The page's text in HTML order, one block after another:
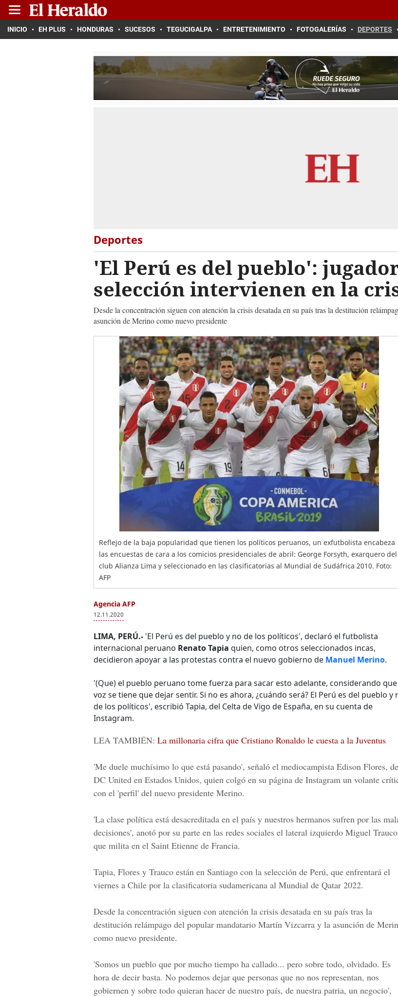
INICIO EH PLUS HONDURAS SUCESOS TEGUCIGALPA ENTRETENIMIENTO FOTOGALERÍAS DEPORTES
Deportes
'El Perú es del pueblo':
selección intervienen en la
Desde la concentración siguen con atención la crisis desatada en su país tras la destitución
asunción de Merino como nuevo presidente
Reflejo de la baja popularidad que tienen los políticos peruanos, un exfutbolista encabeza
las encuestas de cara a los comicios presidenciales de abril: George Forsyth, exarquero del
club Alianza Lima y seleccionado en las clasificatorias al Mundial de Sudáfrica 2010. Foto:
AFP
Agencia AFP
12.11.2020
LIMA, PERÚ.- 'El Perú es del pueblo y no de los políticos', declaró el futbolista
internacional peruano Renato Tapia quien, como otros seleccionados incas,
decidieron apoyar a las protestas contra el nuevo gobierno de Manuel Merino.
'(Que) el pueblo peruano tome fuerza para sacar esto adelante, considerando que
voz se tiene que dejar sentir. Si no es ahora, ¿cuándo será? El Perú es del pueblo y
de los políticos', escribió Tapia, del Celta de Vigo de España, en su cuenta de
Instagram.
LEA TAMBIÉN: La millonaria cifra que Cristiano Ronaldo le cuesta a la Juventus
'Me duele muchísimo lo que está pasando', señaló el mediocampista Edison Flores,
DC United en Estados Unidos, quien colgó en su página de Instagram un volante
con el 'perfil' del nuevo presidente Merino.
'La clase política está desacreditada en el país y nuestros hermanos sufren por las
decisiones', anotó por su parte en las redes sociales el lateral izquierdo Miguel Trauco
que milita en el Saint Etienne de Francia.
Tapia, Flores y Trauco están en Santiago con la selección de Perú, que enfrentará el
viernes a Chile por la clasificatoria sudamericana al Mundial de Qatar 2022.
Desde la concentración siguen con atención la crisis desatada en su país tras la
destitución relámpago del popular mandatario Martín Vizcarra y la asunción de
como nuevo presidente.
'Somos un pueblo que por mucho tiempo ha callado... pero sobre todo, olvidado. Es
hora de decir basta. No podemos dejar que personas que no nos representan, nos
gobiernen y sobre todo quieran hacer de nuestro país, de nuestra patria, un negocio',